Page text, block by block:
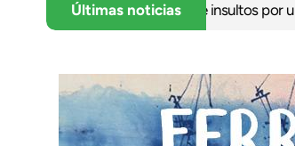
Últimas noticias
una campaña de insultos por un cartel